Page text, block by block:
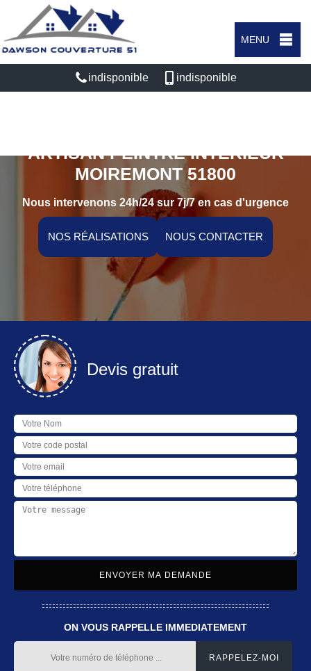
MENU
indisponible indisponible
ARTISAN PEINTRE INTÉRIEUR
MOIREMONT 51800
Nous intervenons 24h/24 sur 7j/7 en cas d'urgence
NOS RÉALISATIONS NOUS CONTACTER
Devis gratuit
ON VOUS RAPPELLE IMMEDIATEMENT